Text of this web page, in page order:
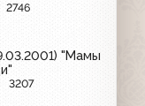
2746
"Мамы
3207